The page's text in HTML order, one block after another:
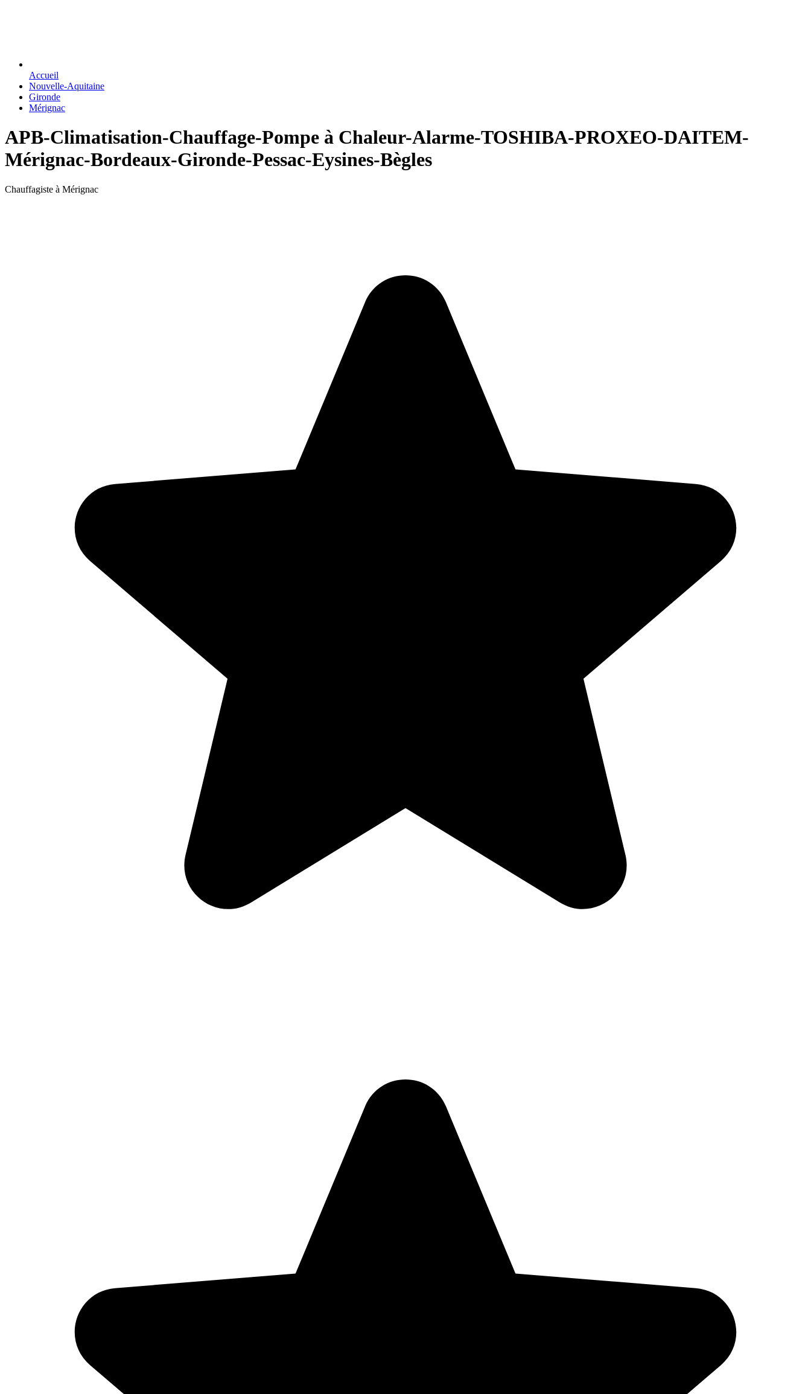
Accueil
Nouvelle-Aquitaine
Gironde
Mérignac
APB-Climatisation-Chauffage-Pompe à Chaleur-Alarme-TOSHIBA-PROXEO-DAITEM-
Mérignac-Bordeaux-Gironde-Pessac-Eysines-Bègles
Chauffagiste à Mérignac